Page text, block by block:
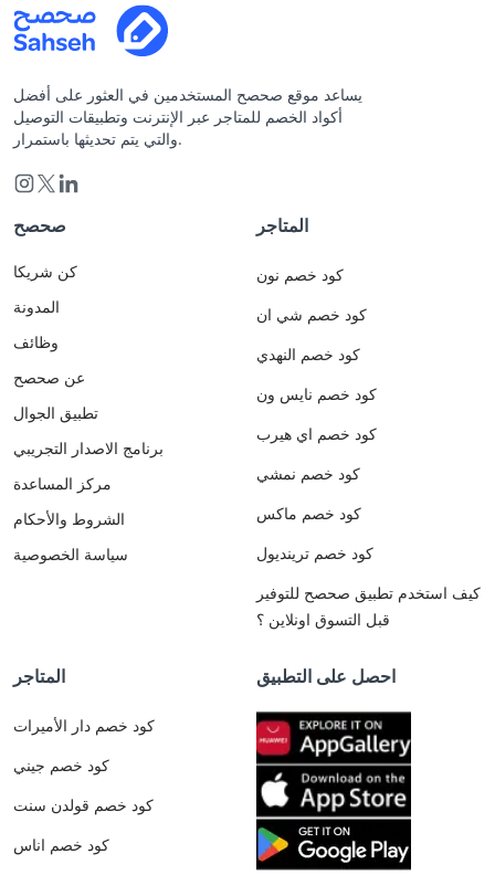
يساعد موقع صحصح المستخدمين في العثور على أفضل
أكواد الخصم للمتاجر عبر الإنترنت وتطبيقات التوصيل
والتي يتم تحديثها باستمرار.
صحصح
كن شريكا
المدونة
وظائف
عن صحصح
تطبيق الجوال
برنامج الاصدار التجريبي
مركز المساعدة
الشروط والأحكام
سياسة الخصوصية
المتاجر
كود خصم نون
كود خصم شي ان
كود خصم النهدي
كود خصم نايس ون
كود خصم اي هيرب
كود خصم نمشي
كود خصم ماكس
كود خصم ترينديول
كيف استخدم تطبيق صحصح للتوفير
قبل التسوق اونلاين ؟
المتاجر
كود خصم دار الأميرات
كود خصم جيني
كود خصم قولدن سنت
كود خصم اناس
احصل على التطبيق